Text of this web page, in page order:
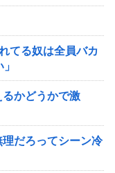
てる奴は全員バカ
るかどうかで激
理だろってシーン冷